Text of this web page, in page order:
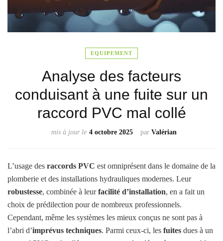
EQUIPEMENT
Analyse des facteurs
conduisant à une fuite sur un
raccord PVC mal collé
par Valérian
mis à jour le 4 octobre 2025
L’usage des raccords PVC est omniprésent dans le domaine de la
plomberie et des installations hydrauliques modernes. Leur
robustesse, combinée à leurfacilité d’installation, en a fait un
choix de prédilection pour de nombreux professionnels.
Cependant, même les systèmes les mieux conçus ne sont pas à
l’abri d’imprévus techniques. Parmi ceux-ci, les fuites dues à un